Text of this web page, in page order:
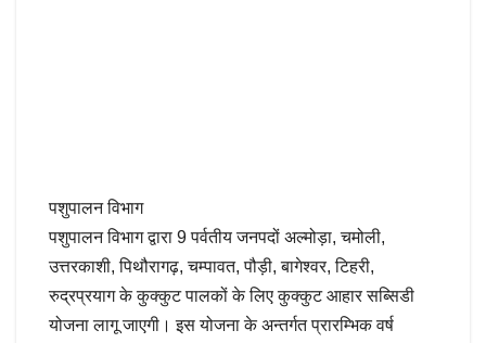
पशुपालन विभाग
पशुपालन विभाग द्वारा 9 पर्वतीय जनपदों अल्मोड़ा, चमोली,
उत्तरकाशी, पिथौरागढ़, चम्पावत, पौड़ी, बागेश्वर, टिहरी,
रुद्रप्रयाग के कुक्कुट पालकों के लिए कुक्कुट आहार सब्सिडी
योजना लागू जाएगी। इस योजना के अन्तर्गत प्रारम्भिक वर्ष